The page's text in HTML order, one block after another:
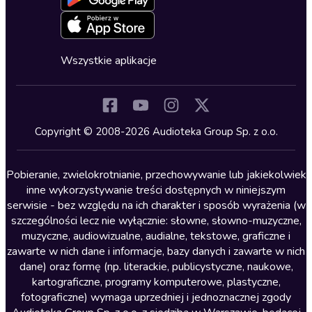
Kryminały
Lektury szkolne
Literatura anglojęzyczna
Literatura faktu
Literatura obyczajowa
Literatura piękna obca
Literatura piękna polska
Nagrania relaksacyjne
Deklaracja dostępności
Zapowiedzi
Cykle audiobooków
Wszystkie aplikacje
Copyright © 2008-2026 Audioteka Group Sp. z o.o.
Pobieranie, zwielokrotnianie, przechowywanie lub jakiekolwiek
inne wykorzystywanie treści dostępnych w niniejszym
serwisie - bez względu na ich charakter i sposób wyrażenia (w
szczególności lecz nie wyłącznie: słowne, słowno-muzyczne,
muzyczne, audiowizualne, audialne, tekstowe, graficzne i
zawarte w nich dane i informacje, bazy danych i zawarte w nich
dane) oraz formę (np. literackie, publicystyczne, naukowe,
kartograficzne, programy komputerowe, plastyczne,
fotograficzne) wymaga uprzedniej i jednoznacznej zgody